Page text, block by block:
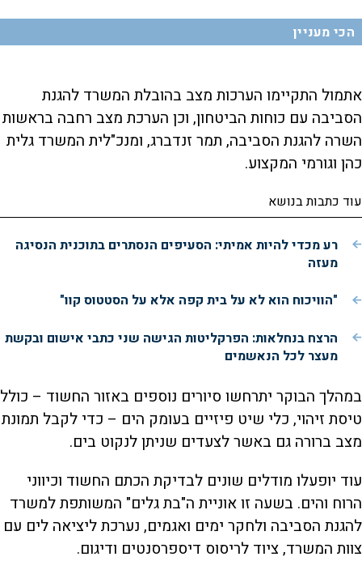
הכי מעניין
אתמול התקיימו הערכות מצב בהובלת המשרד להגנת
הסביבה עם כוחות הביטחון, וכן הערכת מצב רחבה בראשות
השרה להגנת הסביבה, תמר זנדברג, ומנכ"לית המשרד גלית
כהן וגורמי המקצוע.
עוד כתבות בנושא
רע מכדי להיות אמיתי: הסעיפים הנסתרים בתוכנית הנסיגה
מעזה
"הוויכוח הוא לא על בית קפה אלא על הסטטוס קוו"
הרצח בנחלאות: הפרקליטות הגישה שני כתבי אישום ובקשת
מעצר לכל הנאשמים
במהלך הבוקר יתרחשו סיורים נוספים באזור החשוד – כולל
טיסת זיהוי, כלי שיט פיזיים בעומק הים – כדי לקבל תמונת
מצב ברורה גם באשר לצעדים שניתן לנקוט בים.
עוד יופעלו מודלים שונים לבדיקת הכתם החשוד וכיווני
הרוח והים. בשעה זו אוניית ה"בת גלים" המשותפת למשרד
להגנת הסביבה ולחקר ימים ואגמים, נערכת ליציאה לים עם
צוות המשרד, ציוד לריסוס דיספרסנטים ודיגום.